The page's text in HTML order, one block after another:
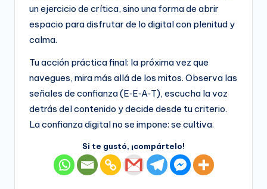
un ejercicio de crítica, sino una forma de abrir
espacio para disfrutar de lo digital con plenitud y
calma.
Tu acción práctica final: la próxima vez que
navegues, mira más allá de los mitos. Observa las
señales de confianza (E‑E‑A‑T), escucha la voz
detrás del contenido y decide desde tu criterio.
La confianza digital no se impone: se cultiva.
Si te gustó, ¡compártelo!